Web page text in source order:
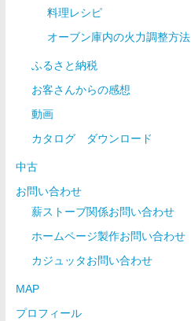
料理レシピ
オーブン庫内の火力調整方法
ふるさと納税
お客さんからの感想
動画
カタログ ダウンロード
中古
お問い合わせ
薪ストーブ関係お問い合わせ
ホームページ製作お問い合わせ
カジュッタお問い合わせ
MAP
プロフィール